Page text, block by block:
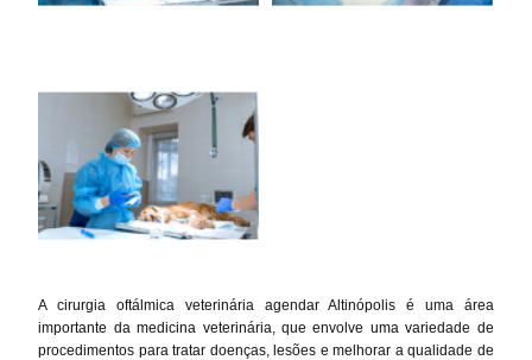
A cirurgia oftálmica veterinária agendar Altinópolis é uma área
importante da medicina veterinária, que envolve uma variedade de
procedimentos para tratar doenças, lesões e melhorar a qualidade de